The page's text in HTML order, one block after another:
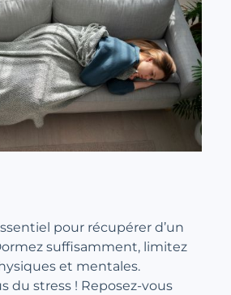
pour récupérer d’un
suffisamment, limitez
et mentales.
du stress ! Reposez-vous